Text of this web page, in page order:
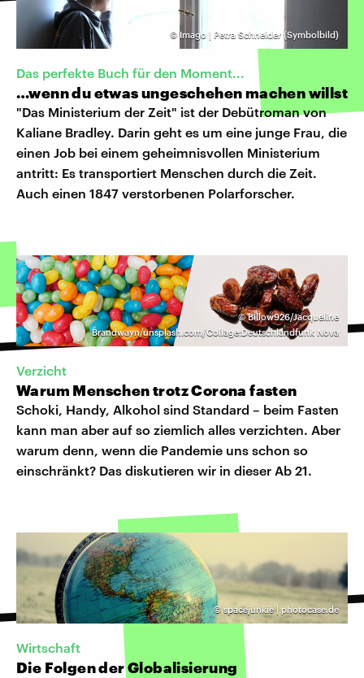
© Imago | Petra Schneider (Symbolbild)
Das perfekte Buch für den Moment...
…wenn du etwas ungeschehen machen willst
"Das Ministerium der Zeit" ist der Debütroman von
Kaliane Bradley. Darin geht es um eine junge Frau, die
einen Job bei einem geheimnisvollen Ministerium
antritt: Es transportiert Menschen durch die Zeit.
Auch einen 1847 verstorbenen Polarforscher.
©Billow926/Jacqueline
Brandwayn/unsplash.com/Collage:Deutschlandfunk Nova
Verzicht
Warum Menschen trotz Corona fasten
Schoki, Handy, Alkohol sind Standard – beim Fasten
kann man aber auf so ziemlich alles verzichten. Aber
warum denn, wenn die Pandemie uns schon so
einschränkt? Das diskutieren wir in dieser Ab 21.
© spacejunkie | photocase.de
Wirtschaft
Die Folgen der Globalisierung